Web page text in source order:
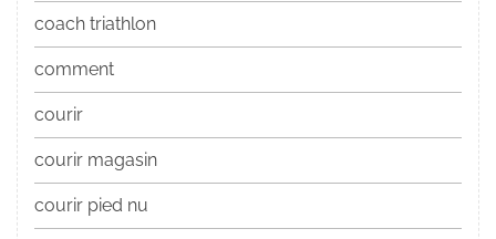
coach triathlon
comment
courir
courir magasin
courir pied nu